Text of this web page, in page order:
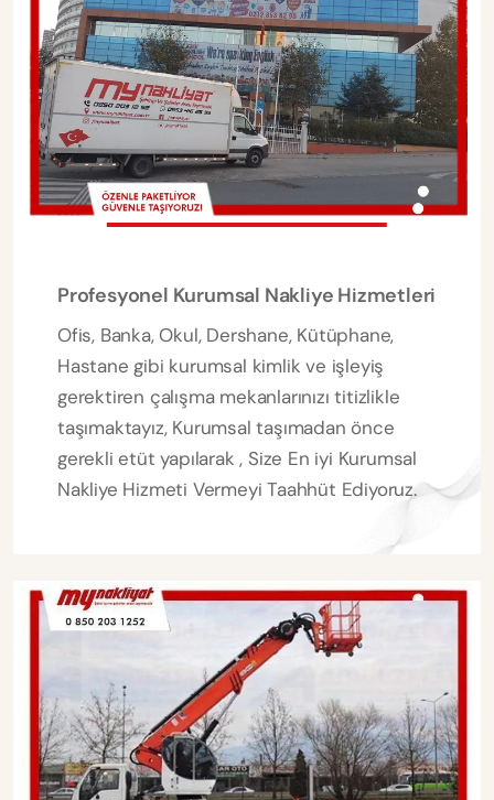
Profesyonel Kurumsal Nakliye Hizmetleri
Ofis, Banka, Okul, Dershane, Kütüphane,
Hastane gibi kurumsal kimlik ve işleyiş
gerektiren çalışma mekanlarınızı titizlikle
taşımaktayız, Kurumsal taşımadan önce
gerekli etüt yapılarak , Size En iyi Kurumsal
Nakliye Hizmeti Vermeyi Taahhüt Ediyoruz.